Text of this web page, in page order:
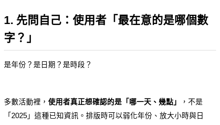
1. 先問自己：使用者「最在意的是哪個數
字？」
是年份？是日期？是時段？
多數活動裡， 使用者真正想確認的是「哪一天、幾點」
，不是
「2025」這種已知資訊。排版時可以弱化年份、放大小時與日